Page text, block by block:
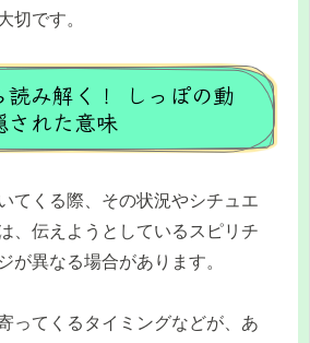
切です。
読み解く！ しっぽの動
された意味
てくる際、その状況やシチュエ
、伝えようとしているスピリチ
が異なる場合があります。
ってくるタイミングなどが、あ